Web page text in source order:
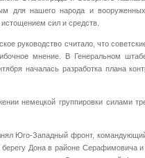
для нашего народа и
сил и средств.
руководство считало, что
мнение. В Генеральном
началась разработка плана
немецкой группировки силами
Юго-Западный фронт,
Дона в районе Серафимовича и